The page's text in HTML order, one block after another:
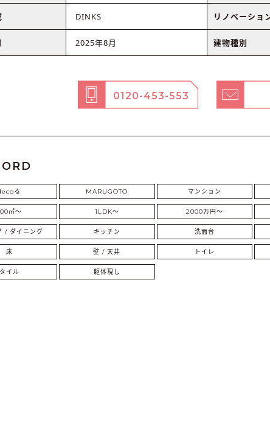
DINKS リノベーショ
2025年8月 建物種別
0120-453-553
る MARUGOTO マンション
㎡〜 1LDK〜 2000万円〜
/ ダイニング キッチン 洗面台
床 壁 / 天井 トイレ
タイル 躯体現し